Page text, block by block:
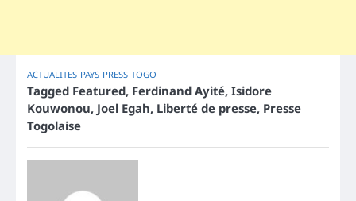
ACTUALITES PAYS PRESS TOGO
Tagged Featured, Ferdinand Ayité, Isidore
Kouwonou, Joel Egah, Liberté de presse, Presse
Togolaise